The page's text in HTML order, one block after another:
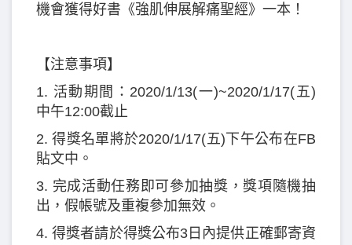
機會獲得好書《強肌伸展解痛聖經》一本！
【注意事項】
1. 活動期間：2020/1/13(一)~2020/1/17(五)
中午12:00截止
2. 得獎名單將於2020/1/17(五)下午公布在FB
貼文中。
3. 完成活動任務即可參加抽獎，獎項隨機抽
出，假帳號及重複參加無效。
4. 得獎者請於得獎公布3日內提供正確郵寄資